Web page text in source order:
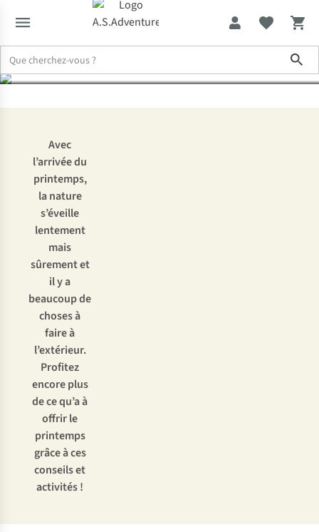
pour sortir de l’hiver
Avec
l’arrivée du
printemps,
la nature
s’éveille
lentement
mais
sûrement et
il y a
beaucoup de
choses à
faire à
l’extérieur.
Profitez
encore plus
de ce qu’a à
offrir le
printemps
grâce à ces
conseils et
activités !